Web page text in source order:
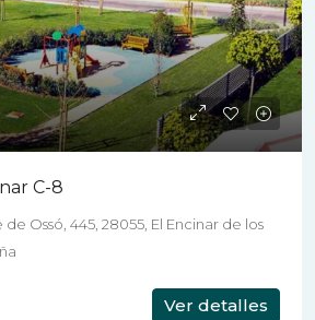
C-8
Ossó, 445, 28055, El Encinar de los
Ver detalles